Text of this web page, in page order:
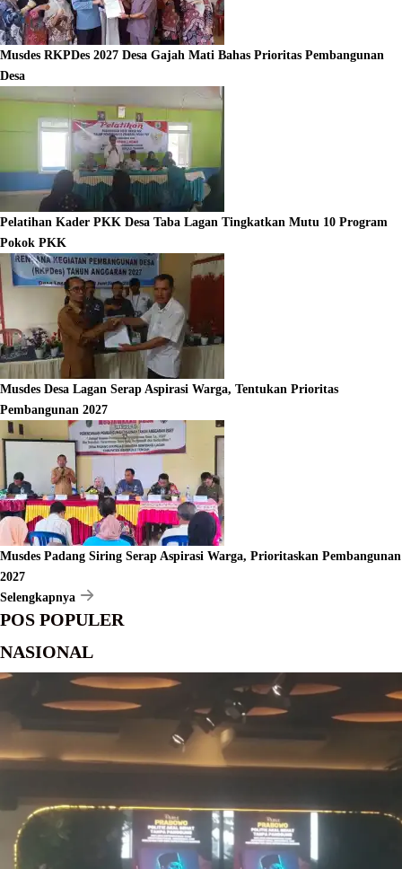
Musdes RKPDes 2027 Desa Gajah Mati Bahas Prioritas Pembangunan
Desa
Pelatihan Kader PKK Desa Taba Lagan Tingkatkan Mutu 10 Program
Pokok PKK
Musdes Desa Lagan Serap Aspirasi Warga, Tentukan Prioritas
Pembangunan 2027
Musdes Padang Siring Serap Aspirasi Warga, Prioritaskan Pembangunan
2027
Selengkapnya
POS POPULER
NASIONAL